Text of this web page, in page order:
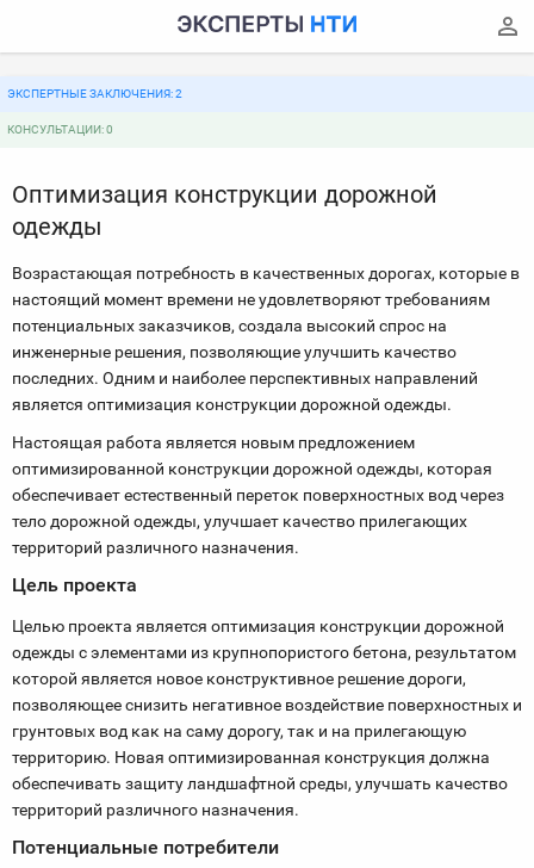
ЭКСПЕРТНЫЕ ЗАКЛЮЧЕНИЯ: 2
КОНСУЛЬТАЦИИ: 0
Оптимизация конструкции дорожной
одежды
Возрастающая потребность в качественных дорогах, которые в
настоящий момент времени не удовлетворяют требованиям
потенциальных заказчиков, создала высокий спрос на
инженерные решения, позволяющие улучшить качество
последних. Одним и наиболее перспективных направлений
является оптимизация конструкции дорожной одежды.
Настоящая работа является новым предложением
оптимизированной конструкции дорожной одежды, которая
обеспечивает естественный переток поверхностных вод через
тело дорожной одежды, улучшает качество прилегающих
территорий различного назначения.
Цель проекта
Целью проекта является оптимизация конструкции дорожной
одежды с элементами из крупнопористого бетона, результатом
которой является новое конструктивное решение дороги,
позволяющее снизить негативное воздействие поверхностных и
грунтовых вод как на саму дорогу, так и на прилегающую
территорию. Новая оптимизированная конструкция должна
обеспечивать защиту ландшафтной среды, улучшать качество
территорий различного назначения.
Потенциальные потребители